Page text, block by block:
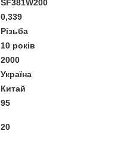
SF381W200
0,339
Різьба
10 років
2000
Україна
Китай
95
20